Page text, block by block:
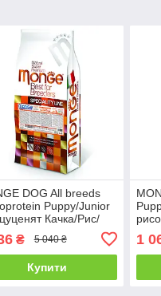
DOG All breeds
Puppy/Junior
Качка/Рис/
₴ 5 040 ₴
Купити
1